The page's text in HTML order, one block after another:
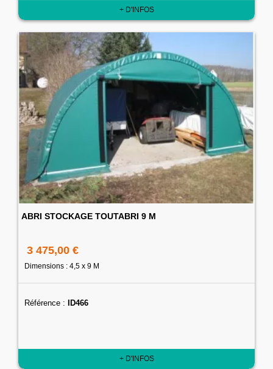
+ D'INFOS
ABRI STOCKAGE TOUTABRI 9 M
3 475,00 €
Dimensions : 4,5 x 9 M
Référence : ID466
+ D'INFOS